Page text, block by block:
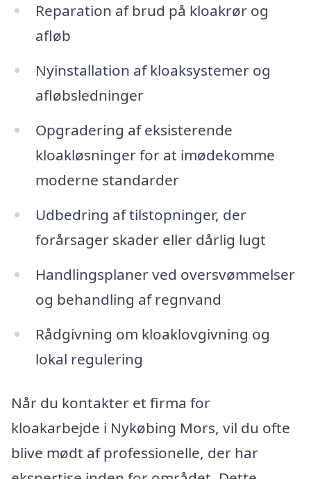
Reparation af brud på kloakrør og
afløb
Nyinstallation af kloaksystemer og
afløbsledninger
Opgradering af eksisterende
kloakløsninger for at imødekomme
moderne standarder
Udbedring af tilstopninger, der
forårsager skader eller dårlig lugt
Handlingsplaner ved oversvømmelser
og behandling af regnvand
Rådgivning om kloaklovgivning og
lokal regulering
Når du kontakter et firma for
kloakarbejde i Nykøbing Mors, vil du ofte
blive mødt af professionelle, der har